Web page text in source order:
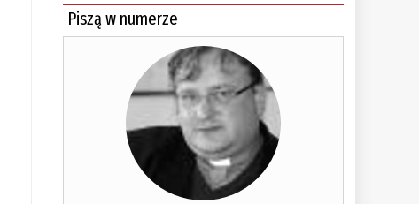
Piszą w numerze